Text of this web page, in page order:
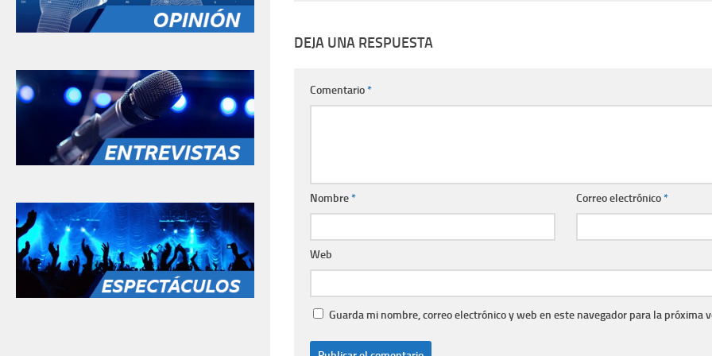
DEJA UNA RESPUESTA
Comentario*
Nombre* Correo electrónico*
Web
Guarda mi nombre, correo electrónico y web en este navegador para la próxima